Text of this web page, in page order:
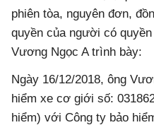
phiên tòa, nguyên đơn,
quyền của người có
Vương Ngọc A trình bày:
Ngày 16/12/2018, ông
hiểm xe cơ giới số:
hiểm) với Công ty bảo